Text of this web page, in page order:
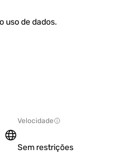
uso de dados.
Velocidade
Sem restrições